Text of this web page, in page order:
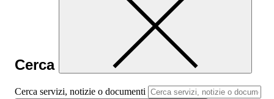
Cerca
Cerca servizi, notizie o documenti